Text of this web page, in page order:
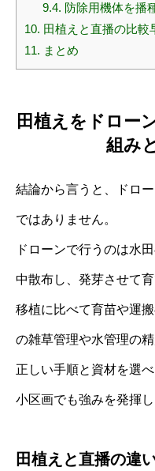
9.4. 防除用機体を播
10. 田植えと直播の比較
11. まとめ
田植えをドロー
組み
結論から言うと、ドロ
ではありません。
ドローンで行うのは水
中散布し、発芽させて育
移植に比べて育苗や運
の雑草管理や水管理の
正しい手順と資材を選
小区画でも強みを発揮し
田植えと直播の違